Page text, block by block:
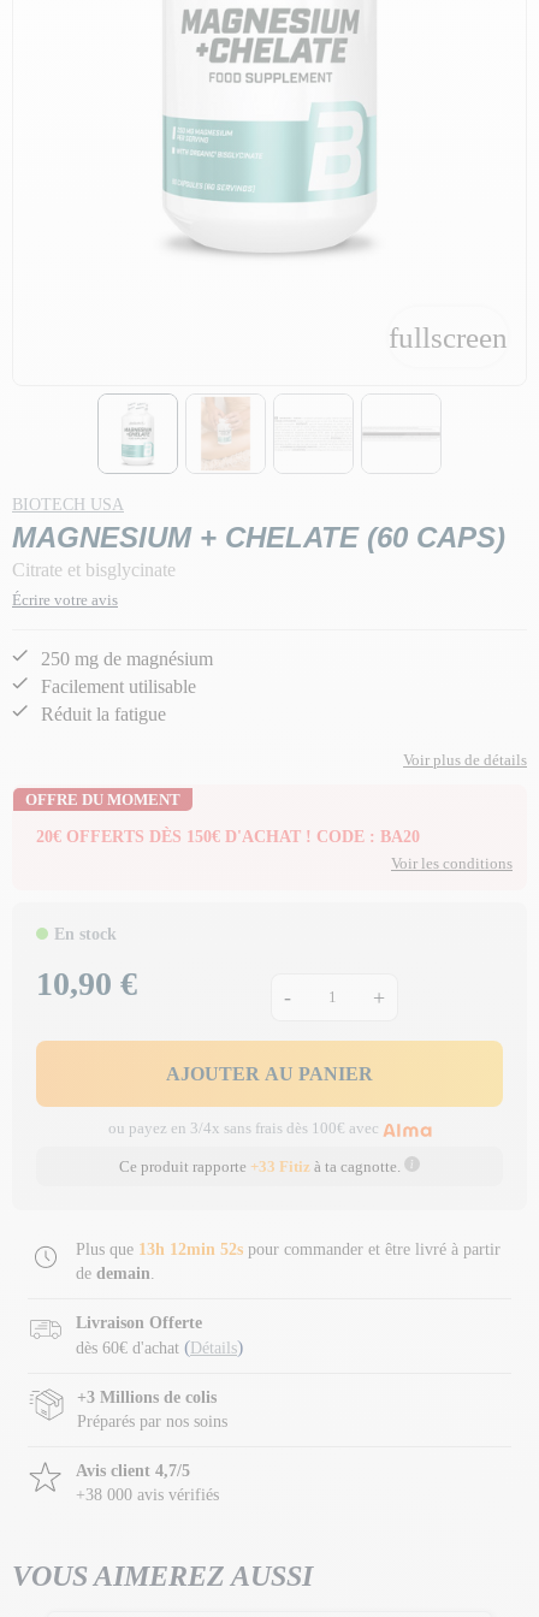
fullscreen
fullscreen
BIOTECH USA
MAGNESIUM + CHELATE (60 CAPS)
Citrate et bisglycinate
Écrire votre avis
250 mg de magnésium
Facilement utilisable
Réduit la fatigue
Voir plus de détails
OFFRE DU MOMENT
20€ OFFERTS DÈS 150€ D'ACHAT ! CODE : BA20
Voir les conditions
En stock
Prix
10,90 € - +
AJOUTER AU PANIER
ou payez en 3/4x sans frais dès 100€ avec
Ce produit rapporte +33 Fitiz à ta cagnotte.
Plus que 13h 12min 52s pour commander et être livré à partir
de demain.
Livraison Offerte
dès 60€ d'achat ( Détails)
+3 Millions de colis
Préparés par nos soins
Avis client 4,7/5
+38 000 avis vérifiés
VOUS AIMEREZ AUSSI